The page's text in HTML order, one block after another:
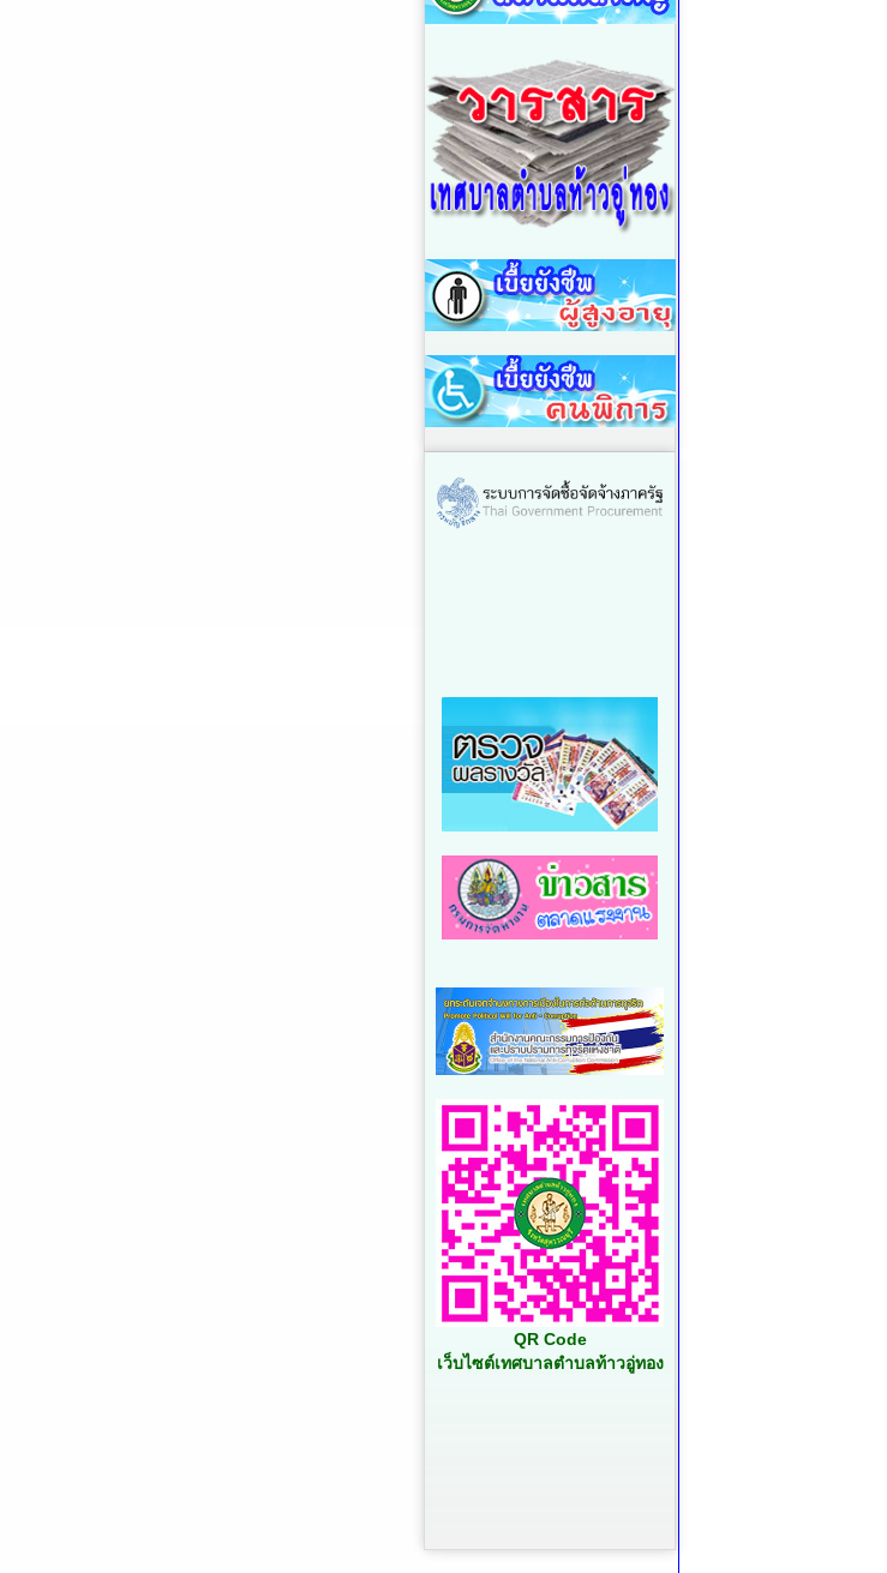
QR Code
เว็บไซต์เทศบาลตำบลท้าวอู่ทอง